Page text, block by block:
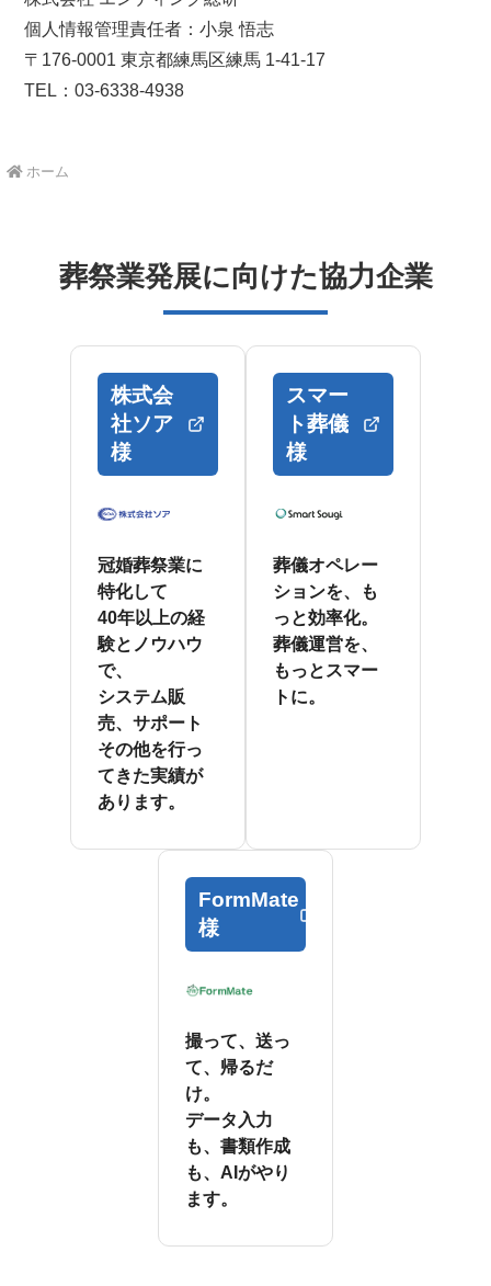
個人情報管理責任者：小泉 悟志
〒176-0001 東京都練馬区練馬 1-41-17
TEL：03-6338-4938
ホーム
葬祭業発展に向けた協力企業
株式会
社ソア
様
冠婚葬祭業に
特化して
40年以上の経
験とノウハウ
で、
システム販
売、サポート
その他を行っ
てきた実績が
あります。
スマー
ト葬儀
様
葬儀オペレー
ションを、も
っと効率化。
葬儀運営を、
もっとスマー
トに。
FormMate
様
撮って、送っ
て、帰るだ
け。
データ入力
も、書類作成
も、AIがやり
ます。